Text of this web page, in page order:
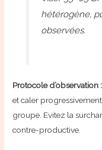
hétérogène,
observées.
Protocole d’observation :
et caler
groupe. Evitez la
contre-productive.